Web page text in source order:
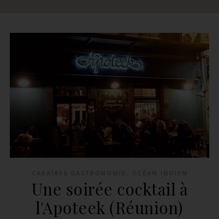
Une soirée cocktail à
l'Apoteek (Réunion)